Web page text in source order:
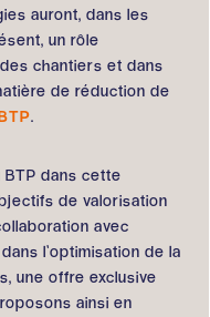
auront, dans les
un rôle
chantiers et dans
de réduction de
.
BTP dans cette
de valorisation
avec
l’optimisation de la
une offre exclusive
ainsi en